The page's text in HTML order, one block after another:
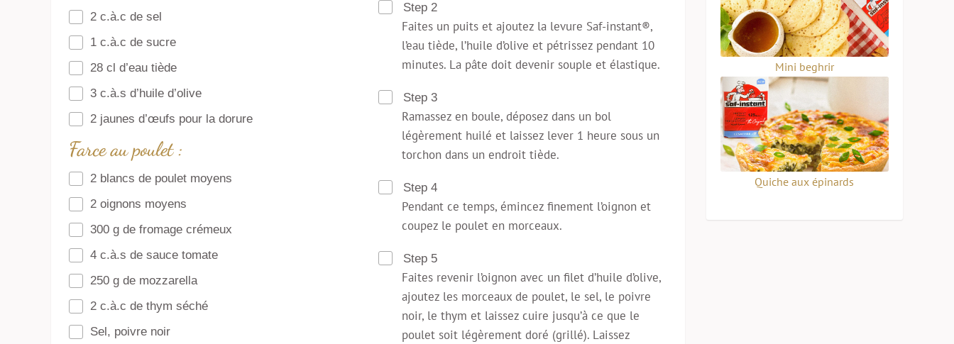
2 c.à.c de sel
1 c.à.c de sucre
28 cl d’eau tiède
3 c.à.s d’huile d’olive
2 jaunes d’œufs pour la dorure
Farce au poulet :
2 blancs de poulet moyens
2 oignons moyens
300 g de fromage crémeux
4 c.à.s de sauce tomate
250 g de mozzarella
2 c.à.c de thym séché
Sel, poivre noir
Step 2
Faites un puits et ajoutez la levure Saf-instant®,
l’eau tiède, l’huile d’olive et pétrissez pendant 10
minutes. La pâte doit devenir souple et élastique.
Step 3
Ramassez en boule, déposez dans un bol
légèrement huilé et laissez lever 1 heure sous un
torchon dans un endroit tiède.
Step 4
Pendant ce temps, émincez finement l’oignon et
coupez le poulet en morceaux.
Step 5
Faites revenir l’oignon avec un filet d’huile d’olive,
ajoutez les morceaux de poulet, le sel, le poivre
noir, le thym et laissez cuire jusqu’à ce que le
poulet soit légèrement doré (grillé). Laissez
Mini beghrir
Quiche aux épinards